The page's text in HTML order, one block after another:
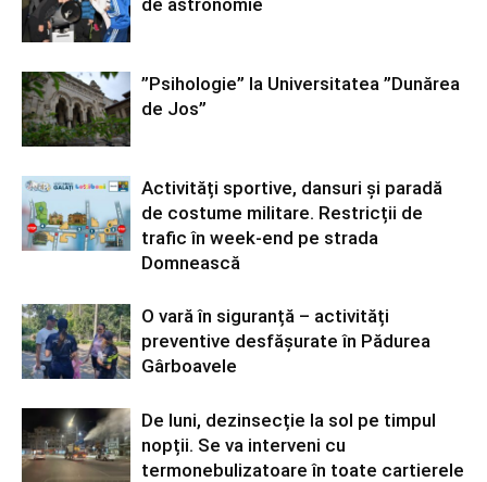
”Psihologie” la Universitatea ”Dunărea
de Jos”
Activități sportive, dansuri și paradă
de costume militare. Restricții de
trafic în week-end pe strada
Domnească
O vară în siguranță – activități
preventive desfășurate în Pădurea
Gârboavele
De luni, dezinsecție la sol pe timpul
nopții. Se va interveni cu
termonebulizatoare în toate cartierele